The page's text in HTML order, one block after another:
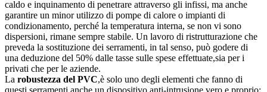
caldo e inquinamento di penetrare attraverso gli infissi, ma anche
garantire un minor utilizzo di pompe di calore o impianti di
condizionamento, perché la temperatura interna, se non vi sono
dispersioni, rimane sempre stabile. Un lavoro di ristrutturazione che
preveda la sostituzione dei serramenti, in tal senso, può godere di
una deduzione del 50% dalle tasse sulle spese effettuate,sia per i
privati che per le aziende.
La robustezza del PVC,è solo uno degli elementi che fanno di
questi serramenti anche un dispositivo anti-intrusione vero e proprio: